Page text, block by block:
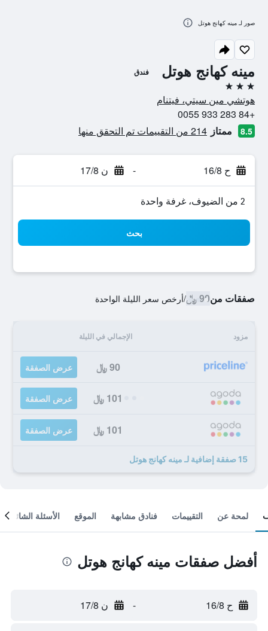
مينه كهانج هوتل فندق
3 نجوم
هوتشي مين سيتي، فيتنام
+84 283 933 0055
8.5 ممتاز 214 من التقييمات تم التحقق منها
ح 16/8 - ن 17/8
2 من الضيوف، غرفة واحدة
بحث
صفقات من90 ﷼ /أرخص سعر الليلة الواحدة
مزود الإجمالي في الليلة
90 ﷼ عرض الصفقة
101 ﷼ عرض الصفقة
101 ﷼ عرض الصفقة
15 صفقة إضافية لـ مينه كهانج هوتل
صور لـ مينه كهانج هوتل
لمحة عن التقييمات فنادق مشابهة الموقع الأسئلة الشائعة
أفضل صفقات مينه كهانج هوتل
ح 16/8 - ن 17/8